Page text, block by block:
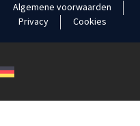
Algemene voorwaarden
Privacy
Cookies